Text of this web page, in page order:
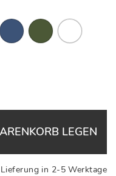
LEGEN
Lieferung in 2-5 Werktage